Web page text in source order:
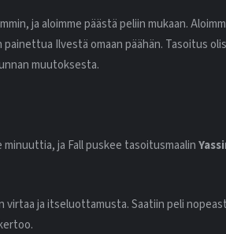
ja aloimme päästä peliin mukaan.
painettua Ilvestä omaan päähän. Tasoitus
muutoksesta.
minuuttia, ja Fall puskee tasoitusmaalin
virtaa ja itseluottamusta. Saatiin peli